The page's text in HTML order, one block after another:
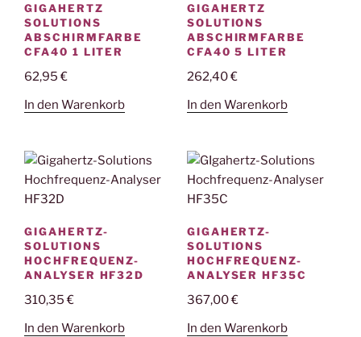
GIGAHERTZ
SOLUTIONS
ABSCHIRMFARBE
CFA40 1 LITER
62,95€
In den Warenkorb
GIGAHERTZ
SOLUTIONS
ABSCHIRMFARBE
CFA40 5 LITER
262,40€
In den Warenkorb
GIGAHERTZ-
SOLUTIONS
HOCHFREQUENZ-
ANALYSER HF32D
310,35€
In den Warenkorb
GIGAHERTZ-
SOLUTIONS
HOCHFREQUENZ-
ANALYSER HF35C
367,00€
In den Warenkorb